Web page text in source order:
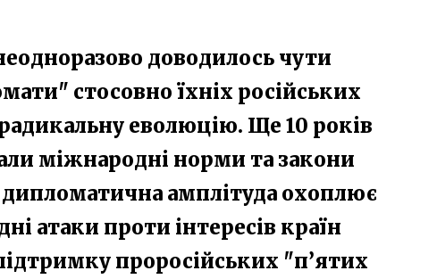
доводилось чути
стосовно їхніх російських
еволюцію. Ще 10 років
міжнародні норми та закони
амплітуда охоплює
атаки проти інтересів країн
проросійських "п’ятих